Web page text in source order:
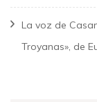
La voz de
Troyanas», de